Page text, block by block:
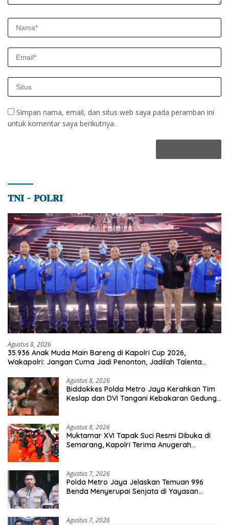
Simpan nama, email, dan situs web saya pada peramban ini
untuk komentar saya berikutnya.
𝐓𝐍𝐈 – 𝐏𝐎𝐋𝐑𝐈
Agustus 8, 2026
35.936 Anak Muda Main Bareng di Kapolri Cup 2026,
Wakapolri: Jangan Cuma Jadi Penonton, Jadilah Talenta
Agustus 8, 2026
Biddokkes Polda Metro Jaya Kerahkan Tim
Keslap dan DVI Tangani Kebakaran Gedung
Agustus 8, 2026
Muktamar XVI Tapak Suci Resmi Dibuka di
Semarang, Kapolri Terima Anugerah
Agustus 7, 2026
Polda Metro Jaya Jelaskan Temuan 996
Benda Menyerupai Senjata di Yayasan
Agustus 7, 2026